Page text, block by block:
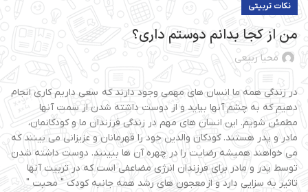
نکات تربیتی
من از کجا بدانم دوستم داری؟
محیا ربیعی
در زندگی همه ما انسان های مهمی وجود دارند که سعی داریم کاری انجام
دهیم که به چشم آنها بیاید و از دوست داشته شدن از سمت آنها
مطمئن شویم. این انسان های مهم در زندگی فرزندان ما و کودکانمان،
مادر و پدر هستند. کودکان والدین خود را قهرمانان و عزیزانی می بینند که
می خواهند همیشه رضایت را در چهره آن ها ببینند. دوست داشته شدن
توسط پدر و مادر برای فرزندان انرژی مضاعفی است که در تربیت آنها
تاثیر به سزایی دارد و از معجون های رشد همه جانبه کودک " محبت "